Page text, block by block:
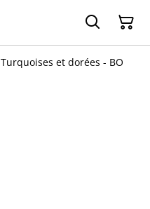
Turquoises et dorées - BO